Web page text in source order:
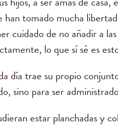
han tomado mucha
cuidado de no añadir a
lo que sí sé es
día trae su propio
sino para ser
estar planchadas y